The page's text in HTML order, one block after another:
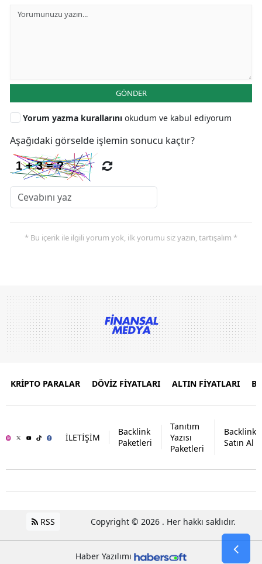
GÖNDER
Yorum yazma kurallarını okudum ve kabul ediyorum
Aşağıdaki görselde işlemin sonucu kaçtır?
* Bu içerik ile ilgili yorum yok, ilk yorumu siz yazın, tartışalım *
KRİPTO PARALAR DÖVİZ FİYATLARI ALTIN FİYATLARI
İLETİŞİM
Backlink
Paketleri
Tanıtım
Yazısı
Paketleri
Backlink
Satın Al
RSS Copyright © 2026 . Her hakkı saklıdır.
Haber Yazılımı